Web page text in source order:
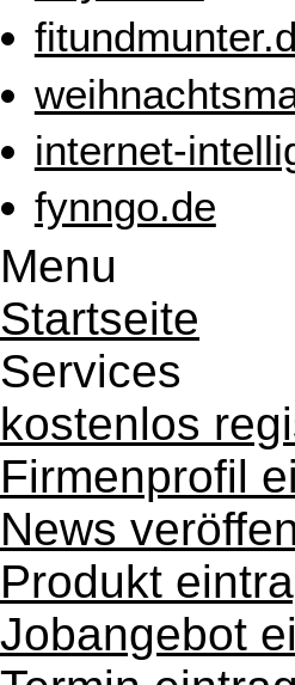
internet-
fynngo.de
Menu
Startseite
Services
kostenlos
Firmenprofil
News
Produkt
Jobangebot